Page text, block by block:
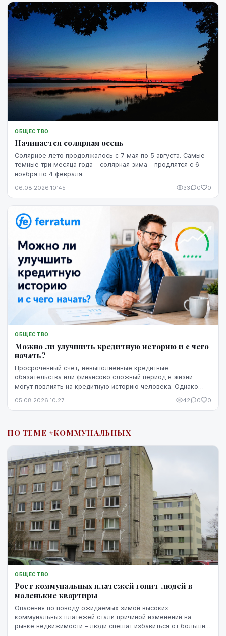
ОБЩЕСТВО
Начинается солярная осень
Солярное лето продолжалось с 7 мая по 5 августа. Самые
темные три месяца года - солярная зима - продлятся с 6
ноября по 4 февраля.
06.08.2026 10:45 33 0 0
ОБЩЕСТВО
Можно ли улучшить кредитную историю и с чего
начать?
Просроченный счёт, невыполненные кредитные
обязательства или финансово сложный период в жизни
могут повлиять на кредитную историю человека. Однако
невозможно изменить. Кредитную историю можно
действия.
05.08.2026 10:27 42 0 0
ПО ТЕМЕ #КОММУНАЛЬНЫХ
ОБЩЕСТВО
Рост коммунальных платежей гонит людей в
маленькие квартиры
Опасения по поводу ожидаемых зимой высоких
коммунальных платежей стали причиной изменений на
рынке недвижимости – люди спешат избавиться от больших